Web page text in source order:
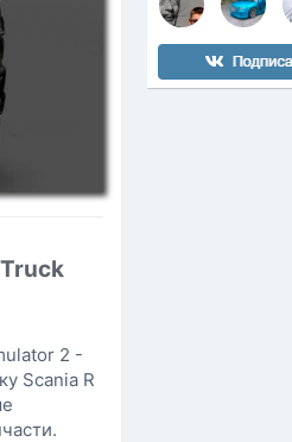
2 -
Scania R